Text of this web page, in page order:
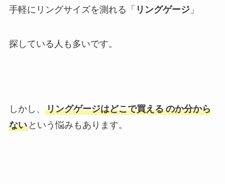
手軽にリングサイズを測れる「 リングゲージ」
探している人も多いです。
しかし、 リングゲージはどこで買える のか分から
ないという悩みもあります。